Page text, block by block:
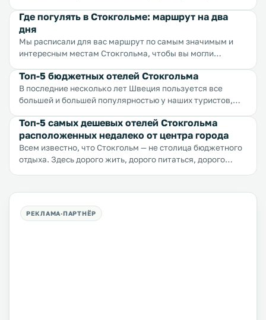
общественному транспорту относят автобусы, метро,
трамваи и паромы. Кроме того очень развита сеть
проката велосипедов — это не только удобно, а и
экологично.
Где погулять в Стокгольме: маршрут на два
дня
Мы расписали для вас маршрут по самым значимым и
интересным местам Стокгольма, чтобы вы могли
прочувствовать романтику самых красивых улиц и
площадей. Мы старались отметить в маршруте и самые
известные точки города, и места, о которых молчат
местных...
Топ-5 бюджетных отелей Стокгольма
В последние несколько лет Швеция пользуется все
большей и большей популярностью у наших туристов,
города, вкусная еда... Несмотря на то, что эта страна
славится высокими ценами, здесь можно найти
отличные отели по низким ценам. Предлагаем вам
список лучших бюджетных отелей Стокгольма.
Топ-5 самых дешевых отелей Стокгольма
расположенных недалеко от центра города
Всем известно, что Стокгольм — не столица бюджетного
отдыха. Здесь дорого жить, дорого питаться, дорого
здесь действительно есть, что посмотреть. Мы как
следует изучили, какие условия и цены предлагают
местные отели и хостелы своим гостям и собрали для вас